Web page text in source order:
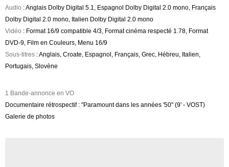
Audio : Anglais Dolby Digital 5.1, Espagnol Dolby Digital 2.0 mono, Français
Dolby Digital 2.0 mono, Italien Dolby Digital 2.0 mono
Vidéo : Format 16/9 compatible 4/3, Format cinéma respecté 1.78, Format
DVD-9, Film en Couleurs, Menu 16/9
Sous-titres : Anglais, Croate, Espagnol, Français, Grec, Hébreu, Italien,
Portugais, Slovène
1 Bande-annonce en VO
Documentaire rétrospectif : "Paramount dans les années '50" (9' - VOST)
Galerie de photos